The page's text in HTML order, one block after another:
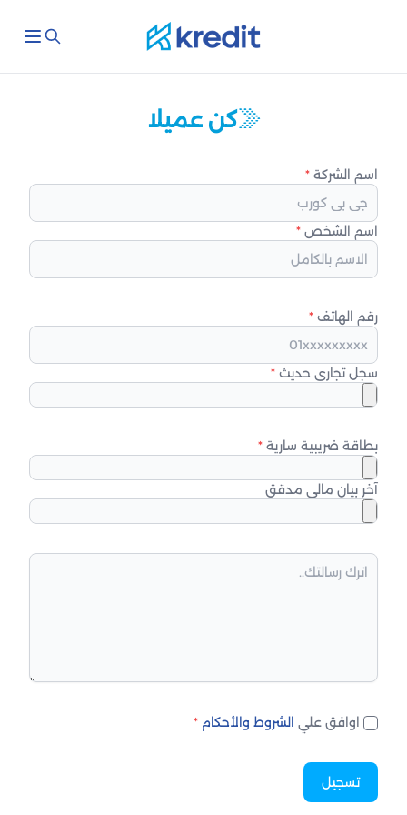
كن عميلا
اسم الشركة *
اسم الشخص *
رقم الهاتف *
سجل تجاري حديث *
بطاقة ضريبية سارية *
آخر بيان مالي مدقق
اوافق علي الشروط والأحكام *
تسجيل